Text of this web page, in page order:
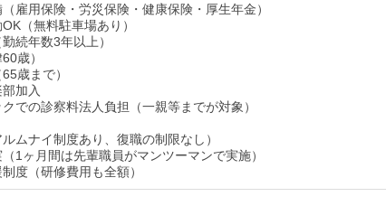
（雇用保険・労災保険・健康保険・厚生年金）
（無料駐車場あり）
続年数3年以上）
歳）
歳まで）
加入
クでの診察料法人負担（一親等までが対象）
ルムナイ制度あり、復職の制限なし）
（1ヶ月間は先輩職員がマンツーマンで実施）
度（研修費用も全額）